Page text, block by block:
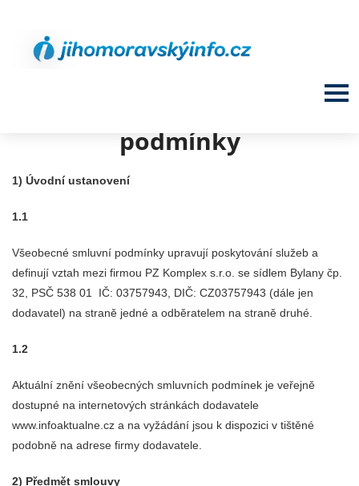
podmínky
1) Úvodní ustanovení
1.1
Všeobecné smluvní podmínky upravují poskytování služeb a
definují vztah mezi firmou PZ Komplex s.r.o. se sídlem Bylany čp.
32, PSČ 538 01
IČ: 03757943, DIČ: CZ03757943 (dále jen
dodavatel) na straně jedné a odběratelem na straně druhé.
1.2
Aktuální znění všeobecných smluvních podmínek je veřejně
dostupné na internetových stránkách dodavatele
www.infoaktualne.cz a na vyžádání jsou k dispozici v tištěné
podobně na adrese firmy dodavatele.
2) Předmět smlouvy